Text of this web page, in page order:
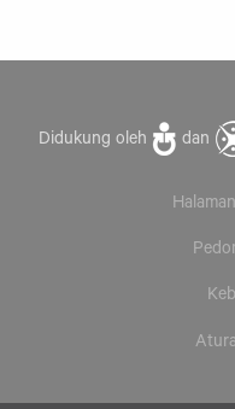
Didukung oleh dan